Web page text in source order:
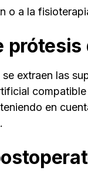
o a la
prótesis
extraen las
en